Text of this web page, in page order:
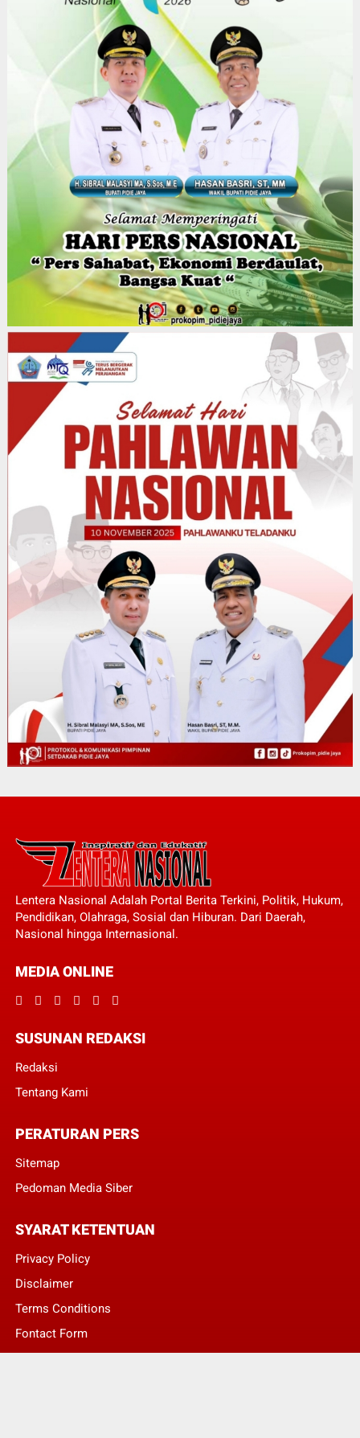
Lentera Nasional Adalah Portal Berita Terkini, Politik, Hukum,
Pendidikan, Olahraga, Sosial dan Hiburan. Dari Daerah,
Nasional hingga Internasional.
MEDIA ONLINE
SUSUNAN REDAKSI
Redaksi
Tentang Kami
PERATURAN PERS
Sitemap
Pedoman Media Siber
SYARAT KETENTUAN
Privacy Policy
Disclaimer
Terms Conditions
Fontact Form